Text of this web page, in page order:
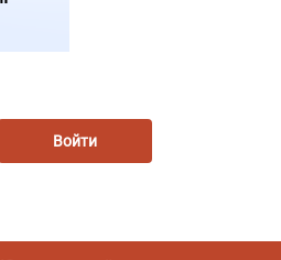
Войти